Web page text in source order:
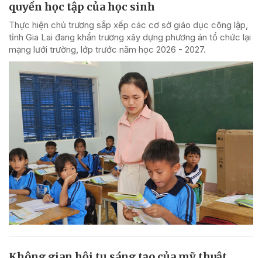
quyền học tập của học sinh
Thực hiện chủ trương sắp xếp các cơ sở giáo dục công lập,
tỉnh Gia Lai đang khẩn trương xây dựng phương án tổ chức lại
mạng lưới trường, lớp trước năm học 2026 - 2027.